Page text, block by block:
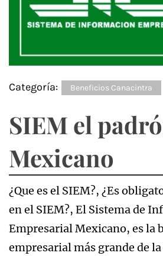
Categoría: Beneficios Canacintra
SIEM el
Mexicano
¿Que es el SIEM?, ¿Es
en el SIEM?, El Sistema de
Empresarial Mexicano, es la
empresarial más grande de